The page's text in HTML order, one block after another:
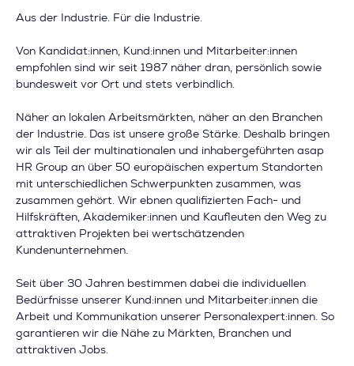
Aus der Industrie. Für die Industrie.
Von Kandidat:innen, Kund:innen und Mitarbeiter:innen
empfohlen sind wir seit 1987 näher dran, persönlich sowie
bundesweit vor Ort und stets verbindlich.
Näher an lokalen Arbeitsmärkten, näher an den Branchen
der Industrie. Das ist unsere große Stärke. Deshalb bringen
wir als Teil der multinationalen und inhabergeführten asap
HR Group an über 50 europäischen expertum Standorten
mit unterschiedlichen Schwerpunkten zusammen, was
zusammen gehört. Wir ebnen qualifizierten Fach- und
Hilfskräften, Akademiker:innen und Kaufleuten den Weg zu
attraktiven Projekten bei wertschätzenden
Kundenunternehmen.
Seit über 30 Jahren bestimmen dabei die individuellen
Bedürfnisse unserer Kund:innen und Mitarbeiter:innen die
Arbeit und Kommunikation unserer Personalexpert:innen. So
garantieren wir die Nähe zu Märkten, Branchen und
attraktiven Jobs.